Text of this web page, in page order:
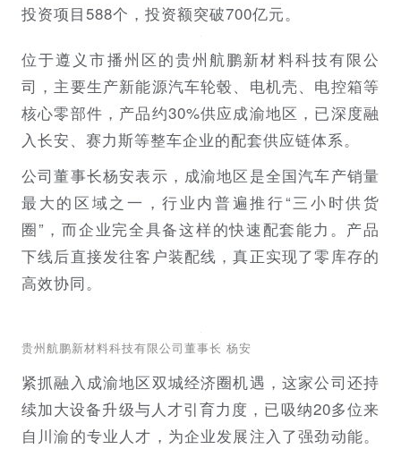
投资项目588个，投资额突破700亿元。
位于遵义市播州区的贵州航鹏新材料科技有限公
司，主要生产新能源汽车轮毂、电机壳、电控箱等
核心零部件，产品约30%供应成渝地区，已深度融
入长安、赛力斯等整车企业的配套供应链体系‌。
公司董事长杨安表示，成渝地区是全国汽车产销量
最大的区域之一，行业内普遍推行“‌三小时供货
圈‌”，而企业完全具备这样的快速配套能力。产品
下线后直接发往客户装配线，真正实现了零库存的
高效协同。
贵州航鹏新材料科技有限公司董事长 杨安
紧抓融入成渝地区双城经济圈机遇，这家公司还持
续加大设备升级与人才引育力度，已吸纳20多位来
自川渝的专业人才，为企业发展注入了强劲动能。